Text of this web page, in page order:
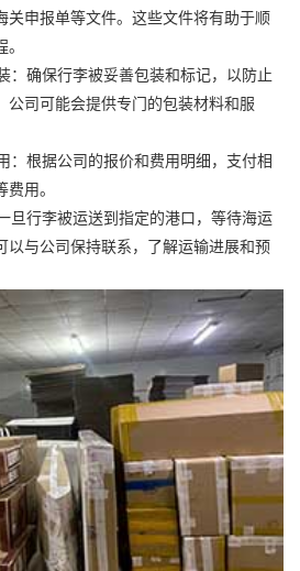
关申报单等文件。这些文件将有助于顺
确保行李被妥善包装和标记，以防止
公司可能会提供专门的包装材料和服
根据公司的报价和费用明细，支付相
用。
行李被运送到指定的港口，等待海运
以与公司保持联系，了解运输进展和预